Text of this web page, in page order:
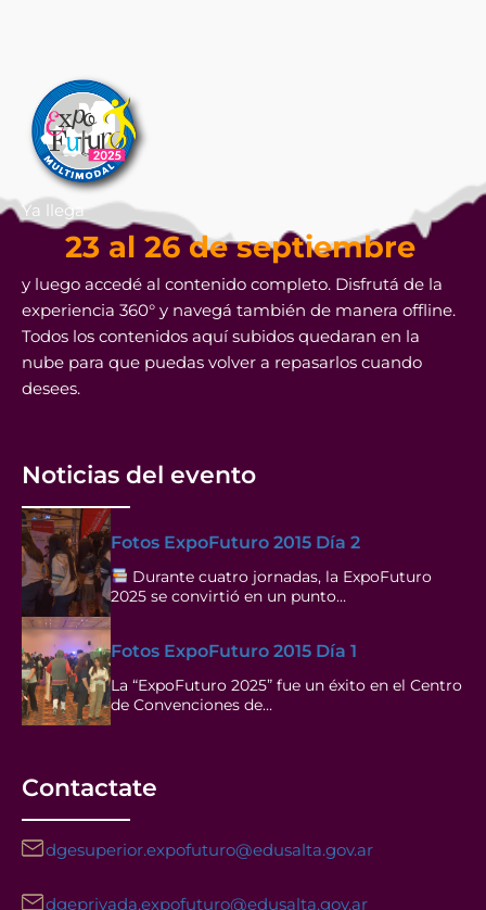
Ya llega
23 al 26 de septiembre
y luego accedé al contenido completo. Disfrutá de la
experiencia 360° y navegá también de manera offline.
Todos los contenidos aquí subidos quedaran en la
nube para que puedas volver a repasarlos cuando
desees.
Noticias del evento
Fotos ExpoFuturo 2015 Día 2
Durante cuatro jornadas, la ExpoFuturo
2025 se convirtió en un punto…
Fotos ExpoFuturo 2015 Día 1
La “ExpoFuturo 2025” fue un éxito en el Centro
de Convenciones de…
Contactate
dgesuperior.expofuturo@edusalta.gov.ar
dgeprivada.expofuturo@edusalta.gov.ar